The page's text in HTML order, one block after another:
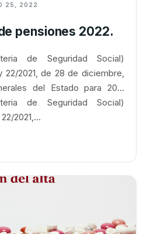
25, 2022
pensiones 2022.
de Seguridad Social)
2021, de 28 de diciembre,
del Estado para 20...
de Seguridad Social)
2021,...